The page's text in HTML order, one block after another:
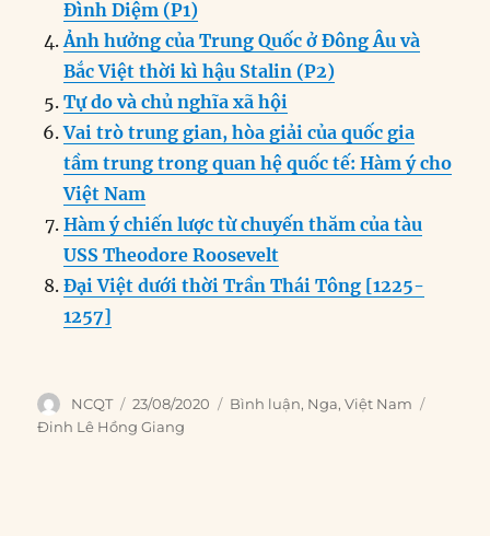
k
Đình Diệm (P1)
Ảnh hưởng của Trung Quốc ở Đông Âu và
Bắc Việt thời kì hậu Stalin (P2)
Tự do và chủ nghĩa xã hội
Vai trò trung gian, hòa giải của quốc gia
tầm trung trong quan hệ quốc tế: Hàm ý cho
Việt Nam
Hàm ý chiến lược từ chuyến thăm của tàu
USS Theodore Roosevelt
Đại Việt dưới thời Trần Thái Tông [1225-
1257]
Author
NCQT
Posted
on
23/08/2020 Categories
Bình luận, Nga,Việt Nam
Đinh Lê Hồng Giang